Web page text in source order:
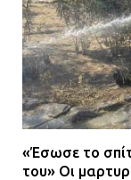
«Έσωσε το
του» Οι